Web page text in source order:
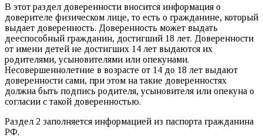
В этот раздел доверенности вносится информация о
доверителе физическом лице, то есть о гражданине, который
выдает доверенность. Доверенность может выдать
дееспособный гражданин, достигший 18 лет. Доверенности
от имени детей не достигших 14 лет выдаются их
родителями, усыновителями или опекунами.
Несовершеннолетние в возрасте от 14 до 18 лет выдают
доверенности сами, при этом на такие доверенностях
должна быть подпись родителя, усыновителя или опекуна о
согласии с такой доверенностью.
Раздел 2 заполняется информацией из паспорта гражданина
РФ.